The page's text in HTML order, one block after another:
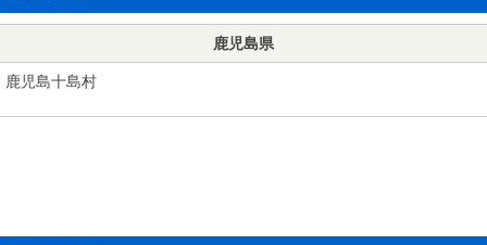
鹿児島県
鹿児島十島村